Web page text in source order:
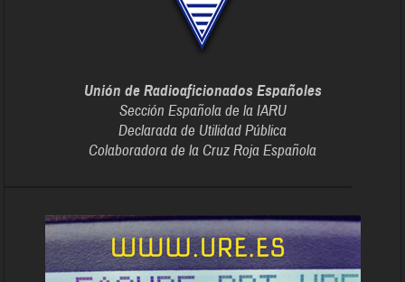
Unión de Radioaficionados Españoles
Sección Española de la IARU
Declarada de Utilidad Pública
Colaboradora de la Cruz Roja Española